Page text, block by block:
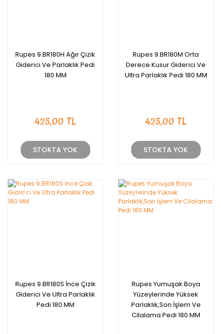
Rupes 9.BR180H Ağır Çizik
Giderici Ve Parlaklık Pedi
180 MM
425,00 TL
STOKTA YOK
Rupes 9.BR180M Orta
Derece Kusur Giderici Ve
Ultra Parlaklık Pedi 180 MM
425,00 TL
STOKTA YOK
YENİ
Rupes 9.BR180S İnce Çizik
Giderici Ve Ultra Parlaklık
Pedi 180 MM
YENİ
Rupes Yumuşak Boya
Yüzeylerinde Yüksek
Parlaklık,Son İşlem Ve
Cilalama Pedi 180 MM